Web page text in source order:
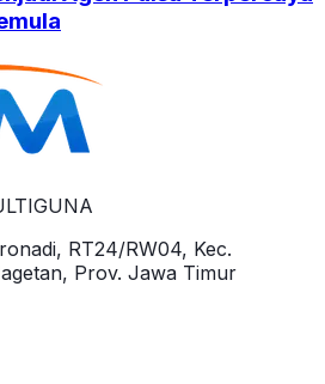
RT24/RW04, Kec.
Prov. Jawa Timur